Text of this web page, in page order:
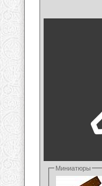
Миниатюры